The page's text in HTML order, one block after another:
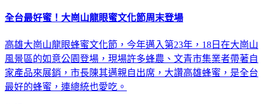
全台最好蜜！大崗山龍眼蜜文化節周末登場
高雄大崗山龍眼蜂蜜文化節，今年邁入第23年，18日在大崗山
風景區的如意公園登場，現場許多蜂農、文青市集業者帶著自
家產品來展銷，市長陳其邁親自出席，大讚高雄蜂蜜，是全台
最好的蜂蜜，連總統也愛吃。